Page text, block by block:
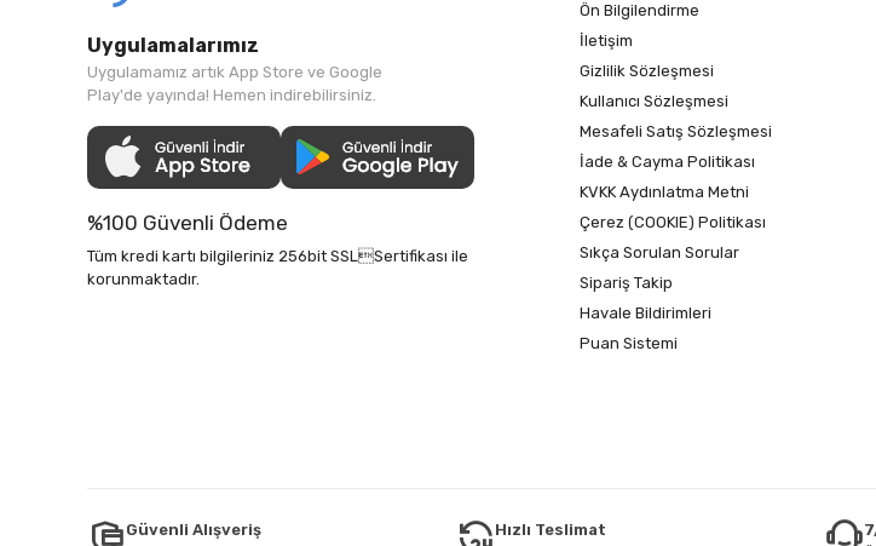
Uygulamalarımız
Uygulamamız artık App Store ve Google
Play'de yayında! Hemen indirebilirsiniz.
%100 Güvenli Ödeme
Tüm kredi kartı bilgileriniz 256bit SSLSertifikası ile
korunmaktadır.
Ön Bilgilendirme
İletişim
Gizlilik Sözleşmesi
Kullanıcı Sözleşmesi
Mesafeli Satış Sözleşmesi
İade & Cayma Politikası
KVKK Aydınlatma Metni
Çerez (COOKIE) Politikası
Sıkça Sorulan Sorular
Sipariş Takip
Havale Bildirimleri
Puan Sistemi
Güvenli Alışveriş
Hızlı Teslimat